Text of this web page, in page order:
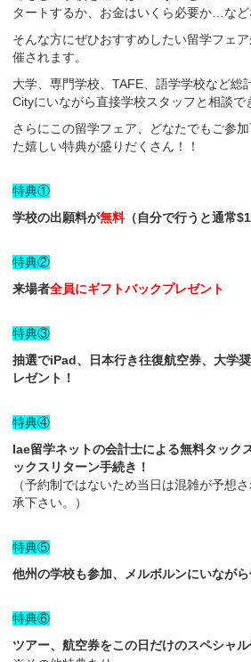
タートするか、お金はいくら必要か…など
そんな方にぜひおすすめしたい留学フェ
催されます。
大学、専門学校、TAFE、語学学校など総
Cityにいながら直接学校スタッフと相談で
さらにこの留学フェア、どなたでもご参
た嬉しい特典が盛りだくさん！！
特典①
学校の出願料が無料（自分で行うと通常
特典②
来場者全員にギフトバックプレゼント
特典③
抽選でiPad、日本行き往復航空券、大学
レゼント！
特典④
Iae留学ネットの会計士による無料タック
ックスリターン手続き！
（予約制ではないため当日は混雑が予想
承下さい。）
特典⑤
他州の学校も参加、メルボルンにいながら
特典⑥
ツアー、航空券をこの日だけのスペシャル